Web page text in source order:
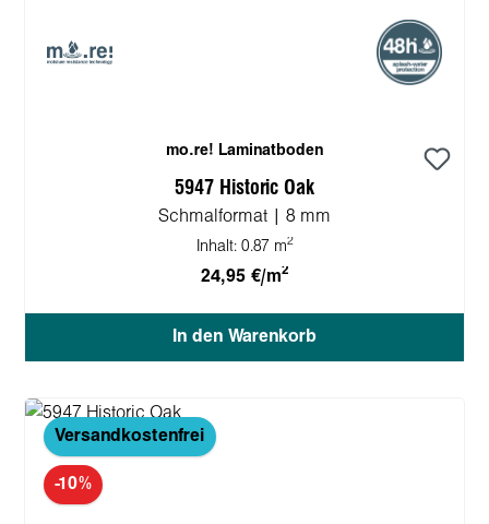
mo.re! Laminatboden
5947 Historic Oak
Schmalformat | 8 mm
Inhalt: 0.87 m2
24,95 €/m2
In den Warenkorb
Versandkostenfrei
-10%